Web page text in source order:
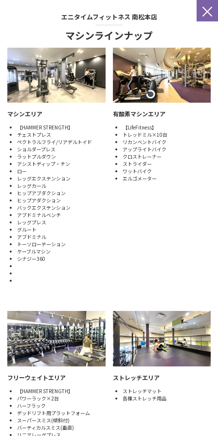
×
エニタイムフィットネス 南松本店
マシンラインナップ
マシンエリア
【HAMMER STRENGTH】
チェストプレス
ペクトラルフライ/リアデルトイド
ショルダープレス
ラットプルダウン
アシストディップ・チン
ロー
レッグエクステンション
レッグカール
ヒップアブダクション
ヒップアダクション
バックエクステンション
アブドミナルベンチ
レッグプレス
グルート
アブドミナル
トーソローテーション
ケーブルマシン
シナジー360
有酸素マシンエリア
【LifeFitness】
トレッドミル×10台
リカンベントバイク
アップライトバイク
クロストレーナー
ストライダー
ワットバイク
エルゴメーター
フリーウェイトエリア
【HAMMER STRENGTH】
パワーラック×2台
ハーフラック
デッドリフト用プラットフォーム
スーパースミス(傾斜付)
バーティカルスミス(垂直)
ストレッチエリア
ストレッチマット
各種ストレッチ用品